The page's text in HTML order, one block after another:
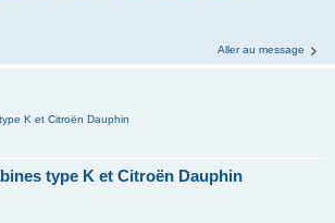
Aller au message
K et Citroën Dauphin
type K et Citroën Dauphin